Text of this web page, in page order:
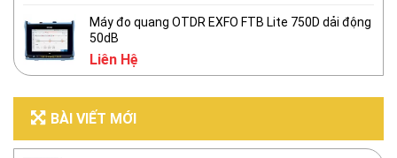
Máy đo quang OTDR EXFO FTB Lite 750D dải động
50dB
Liên Hệ
BÀI VIẾT MỚI